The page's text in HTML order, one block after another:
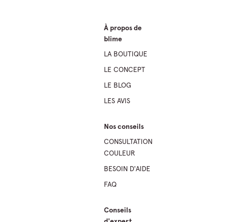
À propos de
blime
LA BOUTIQUE
LE CONCEPT
LE BLOG
LES AVIS
Nos conseils
CONSULTATION
COULEUR
BESOIN D'AIDE
FAQ
Conseils